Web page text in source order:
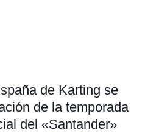
de Karting se
de la temporada
del «Santander»